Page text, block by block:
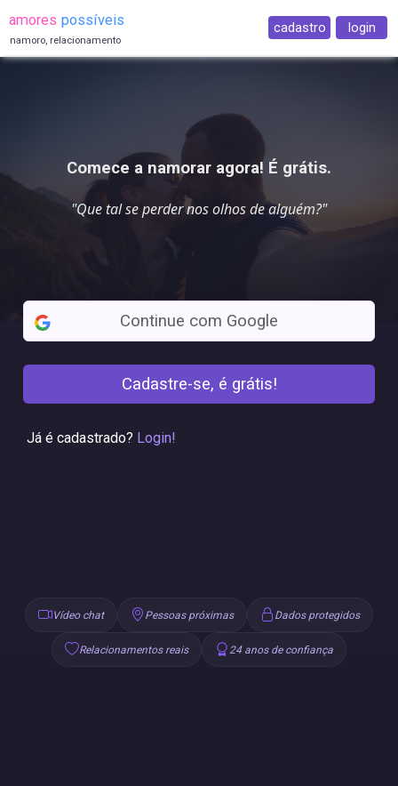
amores possíveis
namoro, relacionamento
cadastro login
Comece a namorar agora! É grátis.
"Que tal seperder nos olhosde alguém?"
Continue com Google
Cadastre-se, é grátis!
Já é cadastrado? Login!
Vídeo chat Pessoas próximas Dados protegidos
Relacionamentos reais 24 anos de confiança